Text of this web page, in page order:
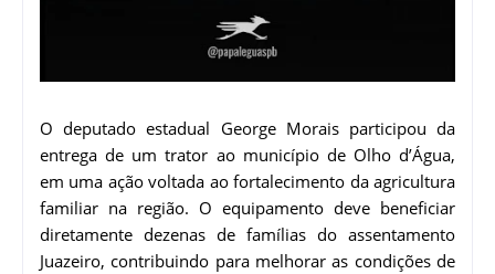
O deputado estadual George Morais participou da
entrega de um trator ao município de Olho d’Água,
em uma ação voltada ao fortalecimento da agricultura
familiar na região. O equipamento deve beneficiar
diretamente dezenas de famílias do assentamento
Juazeiro, contribuindo para melhorar as condições de